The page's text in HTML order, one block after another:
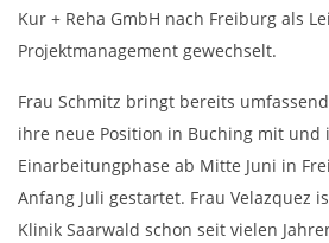
Kur + Reha GmbH nach Freiburg als
Projektmanagement gewechselt.
Frau Schmitz bringt bereits
ihre neue Position in Buching mit und
Einarbeitungphase ab Mitte Juni in
Anfang Juli gestartet. Frau Velazquez
Klinik Saarwald schon seit vielen